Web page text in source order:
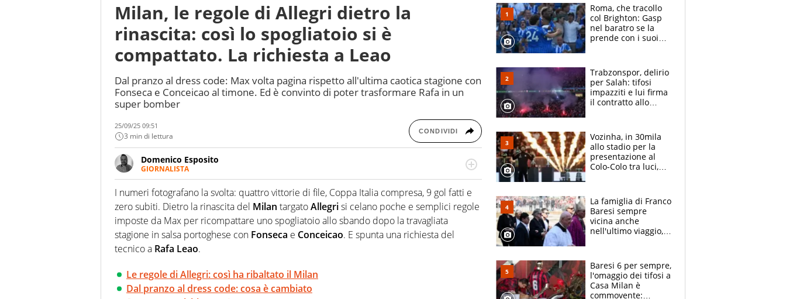
Milan, le regole di Allegri dietro la
rinascita: così lo spogliatoio si è
compattato. La richiesta a Leao
Dal pranzo al dress code: Max volta pagina rispetto all'ultima caotica stagione con
Fonseca e Conceicao al timone. Ed è convinto di poter trasformare Rafa in un
super bomber
25/09/25 09:51
3 min di lettura CONDIVIDI
Domenico Esposito
GIORNALISTA
Da vent’anni in campo e sul campo per vivere ogni evento in tutte le sue sfaccettature.
Passione smisurata per il calcio e per la sfera di cuoio. Il pallone è una cosa serissima,
guai a dirgli di no
I numeri fotografano la svolta: quattro vittorie di file, Coppa Italia compresa, 9 gol fatti e
zero subiti. Dietro la rinascita del Milan targatoAllegrisi celano poche e semplici regole
imposte da Max per ricompattare uno spogliatoio allo sbando dopo la travagliata
stagione in salsa portoghese con Fonseca e Conceicao. E spunta una richiesta del
tecnico a Rafa Leao.
Le regole di Allegri: così ha ribaltato il Milan
Dal pranzo al dress code: cosa è cambiato
Roma, che tracollo
col Brighton: Gasp
nel baratro se la
prende con i suoi
Trabzonspor, delirio
per Salah: tifosi
impazziti e lui firma
il contratto allo
Vozinha, in 30mila
allo stadio per la
presentazione al
Colo-Colo tra luci,
La famiglia di Franco
Baresi sempre
vicina anche
nell'ultimo viaggio,
circondati
dall'affetto dei tifosi
Baresi 6 per sempre,
l'omaggio dei tifosi a
Casa Milan è
commovente: